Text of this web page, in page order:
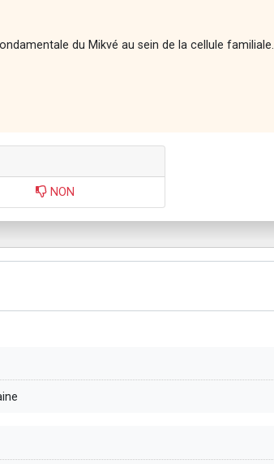
du Mikvé au sein de la cellule familiale.
NON